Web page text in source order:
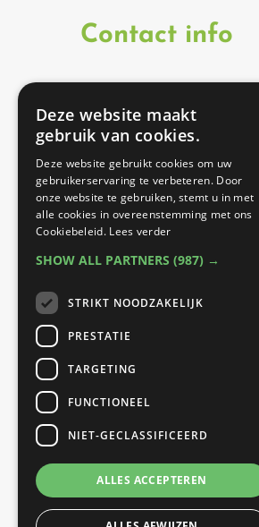
Contact info
Onze therapeuten
werkzaam op twee
locaties:
Best Fit
Sporthal
Prinses Beatrixlaan
5684 GJ Best
B Fit Fysio
040 Fit |
Deze website maakt
gebruik van cookies.
Deze website gebruikt cookies om uw
gebruikerservaring te verbeteren. Door
onze website te gebruiken, stemt u in met
alle cookies in overeenstemming met ons
Cookiebeleid. Lees verder
SHOW ALL PARTNERS (987) →
STRIKT NOODZAKELIJK
PRESTATIE
TARGETING
FUNCTIONEEL
NIET-GECLASSIFICEERD
ALLES ACCEPTEREN